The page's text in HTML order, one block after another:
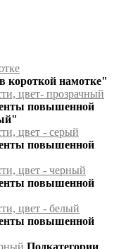
короткой намотке"
цвет- прозрачный
повышенной
цвет - серый
повышенной
цвет - черный
повышенной
цвет - белый
повышенной
Подкатегории